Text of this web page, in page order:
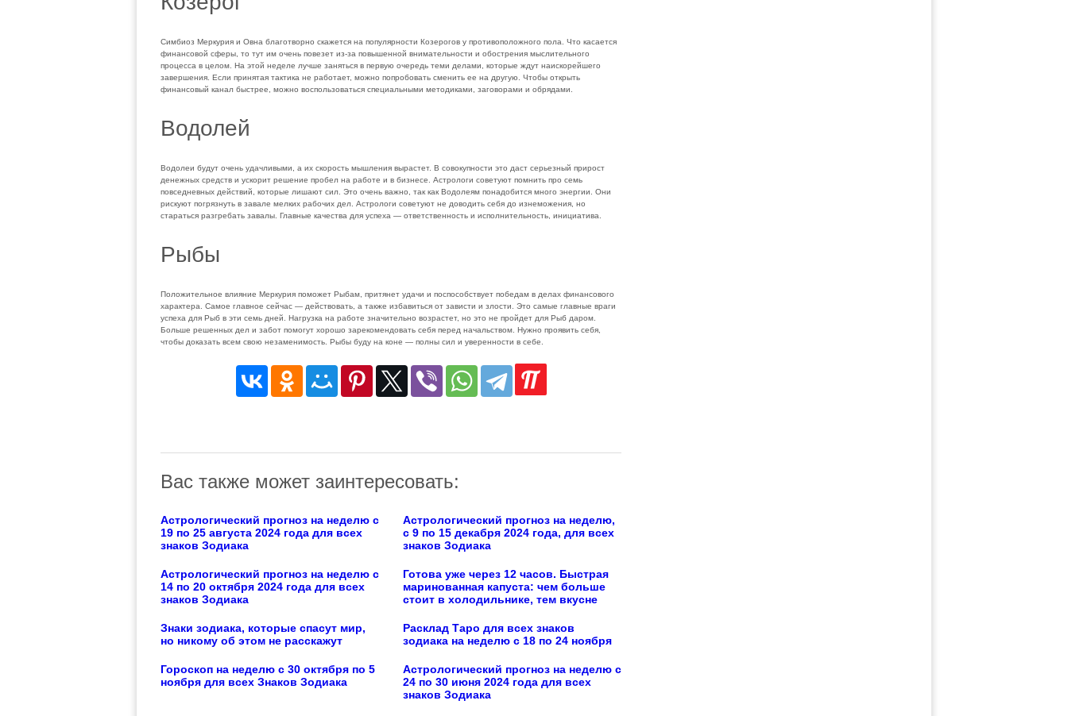
Симбиоз Меркурия и Овна благотворно скажется на популярности Козерогов у противоположного пола. Что касается
финансовой сферы, то тут им очень повезет из-за повышенной внимательности и обострения мыслительного
процесса в целом. На этой неделе лучше заняться в первую очередь теми делами, которые ждут наискорейшего
завершения. Если принятая тактика не работает, можно попробовать сменить ее на другую. Чтобы открыть
финансовый канал быстрее, можно воспользоваться специальными методиками, заговорами и обрядами.
Водолей
Водолеи будут очень удачливыми, а их скорость мышления вырастет. В совокупности это даст серьезный прирост
денежных средств и ускорит решение пробел на работе и в бизнесе. Астрологи советуют помнить про семь
повседневных действий, которые лишают сил. Это очень важно, так как Водолеям понадобится много энергии. Они
рискуют погрязнуть в завале мелких рабочих дел. Астрологи советуют не доводить себя до изнеможения, но
стараться разгребать завалы. Главные качества для успеха — ответственность и исполнительность, инициатива.
Рыбы
Положительное влияние Меркурия поможет Рыбам, притянет удачи и поспособствует победам в делах финансового
характера. Самое главное сейчас — действовать, а также избавиться от зависти и злости. Это самые главные враги
успеха для Рыб в эти семь дней. Нагрузка на работе значительно возрастет, но это не пройдет для Рыб даром.
Больше решенных дел и забот помогут хорошо зарекомендовать себя перед начальством. Нужно проявить себя,
чтобы доказать всем свою незаменимость. Рыбы буду на коне — полны сил и уверенности в себе.
Вас также может заинтересовать:
Астрологический прогноз на неделю с
19 по 25 августа 2024 года для всех
знаков Зодиака
Астрологический прогноз на неделю,
с 9 по 15 декабря 2024 года, для всех
знаков Зодиака
Астрологический прогноз на неделю с
14 по 20 октября 2024 года для всех
знаков Зодиака
Готова уже через 12 часов. Быстрая
маринованная капуста: чем больше
стоит в холодильнике, тем вкусне
Знаки зодиака, которые спасут мир,
но никому об этом не расскажут
Расклад Таро для всех знаков
зодиака на неделю с 18 по 24 ноября
Гороскоп на неделю c 30 октября по 5
ноября для всех Знаков Зодиака
Астрологический прогноз на неделю с
24 по 30 июня 2024 года для всех
знаков Зодиака